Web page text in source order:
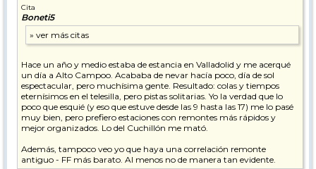
Cita
Boneti5
Hace un año y medio estaba de estancia en Valladolid y me acerqué
un día a Alto Campoo. Acababa de nevar hacía poco, día de sol
espectacular, pero muchísima gente. Resultado: colas y tiempos
eternísimos en el telesilla, pero pistas solitarias. Yo la verdad que lo
poco que esquié (y eso que estuve desde las 9 hasta las 17) me lo pasé
muy bien, pero prefiero estaciones con remontes más rápidos y
mejor organizados. Lo del Cuchillón me mató.
Además, tampoco veo yo que haya una correlación remonte
antiguo - FF más barato. Al menos no de manera tan evidente.